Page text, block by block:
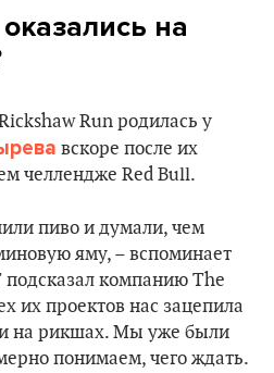
на
Run родилась у
вскоре после их
челлендже Red Bull.
пиво и думали, чем
яму, – вспоминает
подсказал компанию The
их проектов нас зацепила
на рикшах. Мы уже были
понимаем, чего ждать.